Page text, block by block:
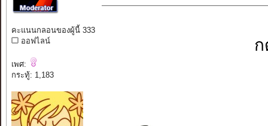
คะแนนกลอนของผู้นี้ 333
ออฟไลน์
เพศ:
กระทู้: 1,183
ก